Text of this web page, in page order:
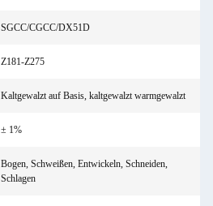
SGCC/CGCC/DX51D
Z181-Z275
Kaltgewalzt auf Basis, kaltgewalzt warmgewalzt
± 1%
Bogen, Schweißen, Entwickeln, Schneiden,
Schlagen